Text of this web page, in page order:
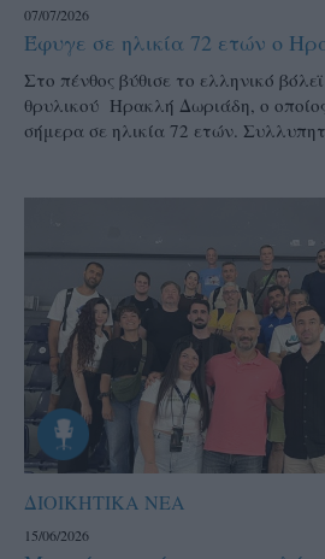
07/07/2026
Έφυγε σε ηλικία 72 ετών ο
Στο πένθος βύθισε το ελληνικό
θρυλικού Ηρακλή Δωριάδη, ο
σήμερα σε ηλικία 72 ετών.
ΔΙΟΙΚΗΤΙΚΑ ΝΕΑ
15/06/2026